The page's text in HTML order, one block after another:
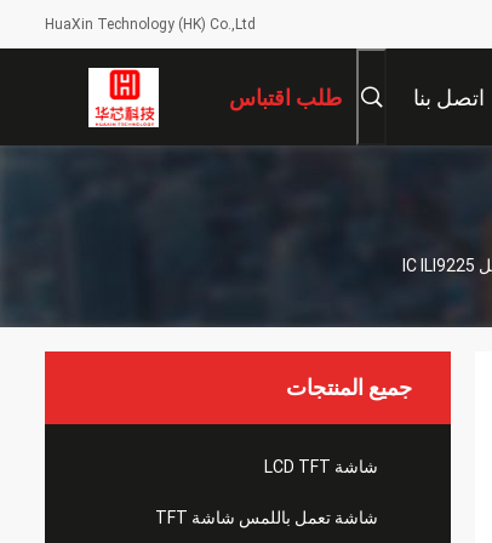
HuaXin Technology (HK) Co.,Ltd
اتصل بنا طلب اقتباس
جميع المنتجات
شاشة LCD TFT
شاشة تعمل باللمس شاشة TFT